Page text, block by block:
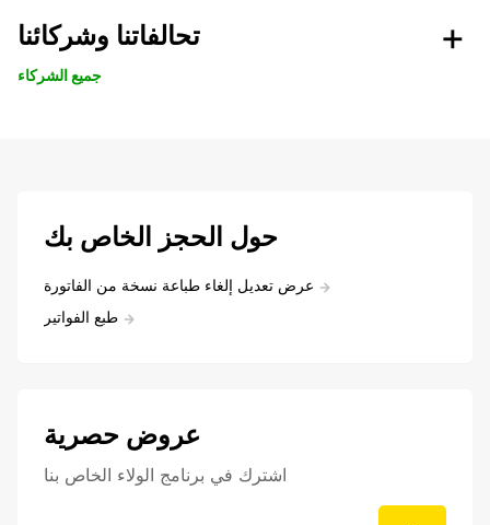
تحالفاتنا وشركائنا
جميع الشركاء
حول الحجز الخاص بك
عرض تعديل إلغاء طباعة نسخة من الفاتورة
طبع الفواتير
عروض حصرية
اشترك في برنامج الولاء الخاص بنا